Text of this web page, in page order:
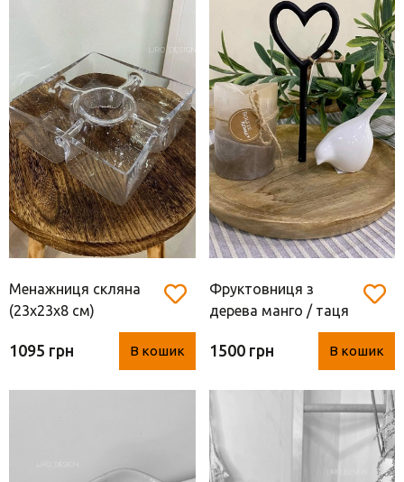
Менажниця скляна
(23х23х8 см)
1095 грн В кошик
Фруктовниця з
дерева манго / таця
1500 грн В кошик